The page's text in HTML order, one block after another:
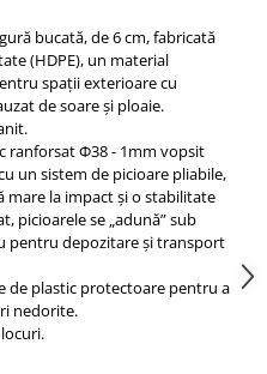
bucată, de 6 cm, fabricată
(HDPE), un material
spații exterioare cu
de soare și ploaie.
ranforsat Φ38 - 1mm vopsit
un sistem de picioare pliabile,
mare la impact și o stabilitate
picioarele se „adună” sub
pentru depozitare și transport
de plastic protectoare pentru a
nedorite.